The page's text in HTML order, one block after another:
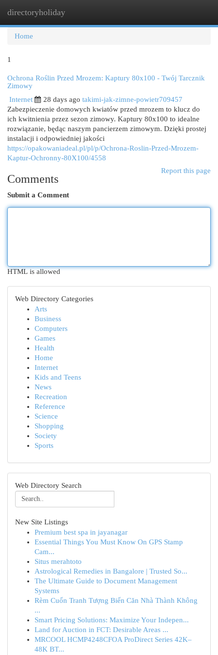
directoryholiday
Home
1
Ochrona Roślin Przed Mrozem: Kaptury 80x100 - Twój Tarcznik
Zimowy
Internet
28 days ago takimi-jak-zimne-powietr709457
Zabezpieczenie domowych kwiatów przed mrozem to klucz do
ich kwitnienia przez sezon zimowy. Kaptury 80x100 to idealne
rozwiązanie, będąc naszym pancierzem zimowym. Dzięki prostej
instalacji i odpowiedniej jakości
https://opakowaniadeal.pl/pl/p/Ochrona-Roslin-Przed-Mrozem-
Kaptur-Ochronny-80X100/4558
Report this page
Comments
Submit a Comment
HTML is allowed
Web Directory Categories
Arts
Business
Computers
Games
Health
Home
Internet
Kids and Teens
News
Recreation
Reference
Science
Shopping
Society
Sports
Web Directory Search
New Site Listings
Premium best spa in jayanagar
Essential Things You Must Know On GPS Stamp
Cam...
Situs merahtoto
Astrological Remedies in Bangalore | Trusted So...
The Ultimate Guide to Document Management
Systems
Rèm Cuốn Tranh Tượng Biến Căn Nhà Thành Không
...
Smart Pricing Solutions: Maximize Your Indepen...
Land for Auction in FCT: Desirable Areas ...
MRCOOL HCMP4248CFOA ProDirect Series 42K–
48K BT...